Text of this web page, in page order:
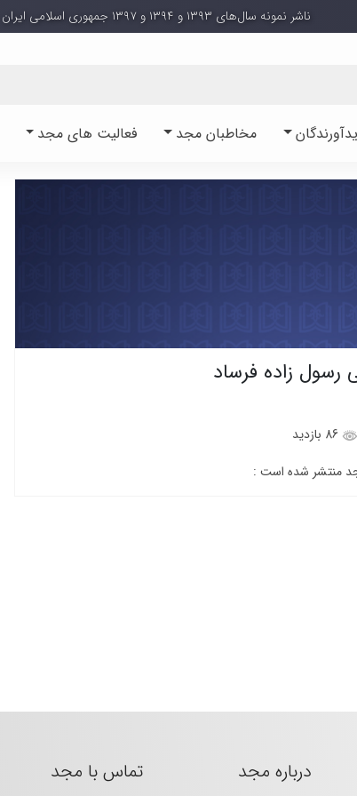
ناشر نمونه سال‌های ۱۳۹۳ و ۱۳۹۴ و ۱۳۹۷ جمهوری اسلامی ایران
مخاطبان مجد فعالیت های مجد
رسول زاده فرساد
منتشر شده است :
درباره مجد تماس با مجد